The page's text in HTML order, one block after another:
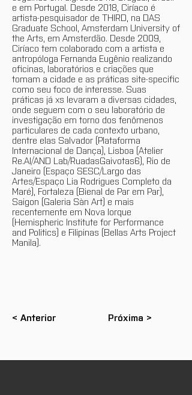
e em Portugal. Desde 2018, Ciríaco é
artista-pesquisador de THIRD, na DAS
Graduate School, Amsterdam University of
the Arts, em Amsterdão. Desde 2009,
Ciríaco tem colaborado com a artista e
antropóloga Fernanda Eugênio realizando
oficinas, laboratórios e criações que
tomam a cidade e as práticas site-specific
como seu foco de interesse. Suas
práticas já xs levaram a diversas cidades,
onde seguem com o seu laboratório de
investigação em torno dos fenômenos
particulares de cada contexto urbano,
dentre elas Salvador (Plataforma
Internacional de Dança), Lisboa (Atelier
Re.Al/AND Lab/RuadasGaivotas6), Rio de
Janeiro (Espaço SESC/Largo das
Artes/Espaço Lia Rodrigues Completo da
Maré), Fortaleza (Bienal de Par em Par),
Saigon (Galeria Sàn Art) e mais
recentemente em Nova Iorque
(Hemispheric Institute for Performance
and Politics) e Filipinas (Bellas Arts Project
Manila).
< Anterior Próxima >